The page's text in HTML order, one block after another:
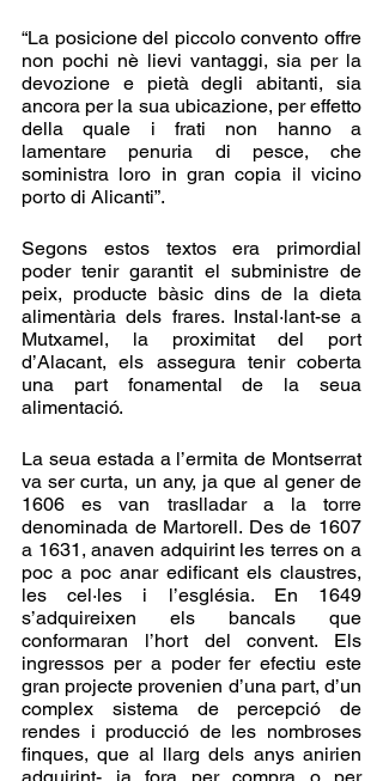
“La posicione del piccolo convento offre
non pochi nè lievi vantaggi, sia per la
devozione e pietà degli abitanti, sia
ancora per la sua ubicazione, per effetto
della quale i frati non hanno a
lamentare penuria di pesce, che
soministra loro in gran copia il vicino
porto di Alicanti”.
Segons estos textos era primordial
poder tenir garantit el subministre de
peix, producte bàsic dins de la dieta
alimentària dels frares. Instal·lant-se a
Mutxamel, la proximitat del port
d’Alacant, els assegura tenir coberta
una part fonamental de la seua
alimentació.
La seua estada a l’ermita de Montserrat
va ser curta, un any, ja que al gener de
1606 es van traslladar a la torre
denominada de Martorell. Des de 1607
a 1631, anaven adquirint les terres on a
poc a poc anar edificant els claustres,
les cel·les i l’església. En 1649
s’adquireixen els bancals que
conformaran l’hort del convent. Els
ingressos per a poder fer efectiu este
gran projecte provenien d’una part, d’un
complex sistema de percepció de
rendes i producció de les nombroses
finques, que al llarg dels anys anirien